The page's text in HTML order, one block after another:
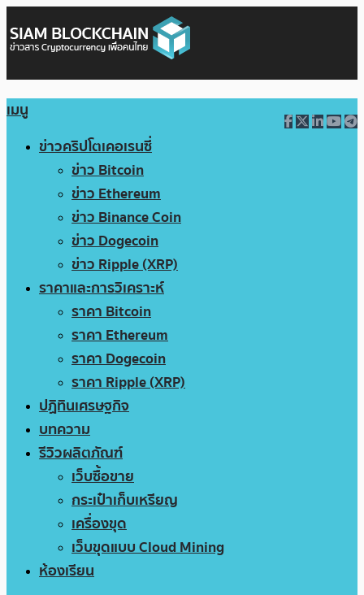
เมนู
ข่าวคริปโตเคอเรนซี่
ข่าว Bitcoin
ข่าว Ethereum
ข่าว Binance Coin
ข่าว Dogecoin
ข่าว Ripple (XRP)
ราคาและการวิเคราะห์
ราคา Bitcoin
ราคา Ethereum
ราคา Dogecoin
ราคา Ripple (XRP)
ปฏิทินเศรษฐกิจ
บทความ
รีวิวผลิตภัณฑ์
เว็บซื้อขาย
กระเป๋าเก็บเหรียญ
เครื่องขุด
เว็บขุดแบบ Cloud Mining
ห้องเรียน